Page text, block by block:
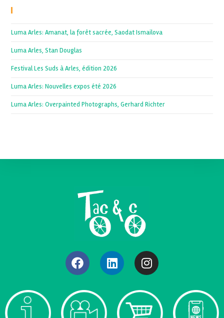
Luma Arles: Amanat, la forêt sacrée, Saodat Ismailova
Luma Arles, Stan Douglas
Festival Les Suds à Arles, édition 2026
Luma Arles: Nouvelles expos été 2026
Luma Arles: Overpainted Photographs, Gerhard Richter